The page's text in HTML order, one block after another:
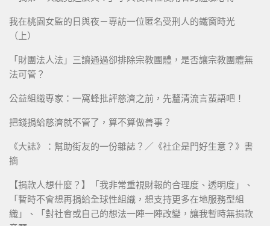
我在桃園女監的日與夜－專訪一位匿名受刑人的鐵窗時光
（上）
「財團法人法」三讀通過卻排除宗教團體，是否讓宗教團體無
法可管？
公益組織專家：一窩蜂批評慈濟之前，先釐清流言蜚語吧！
把錢捐給慈濟就不管了，算不算做善事？
《大誌》：幫助街友的一份雜誌？／《社企是門好生意？》書
摘
【捐款人想什麼？】「我非常重視財報的合理度、透明度」、
「暫時不會想再捐給全球性組織，想支持更多在地服務型組
織」、「對社會或自己的想法一陣一陣改變，讓我暫時無捐款